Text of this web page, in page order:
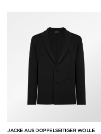
JACKE AUS DOPPELSEITIGER WOLLE